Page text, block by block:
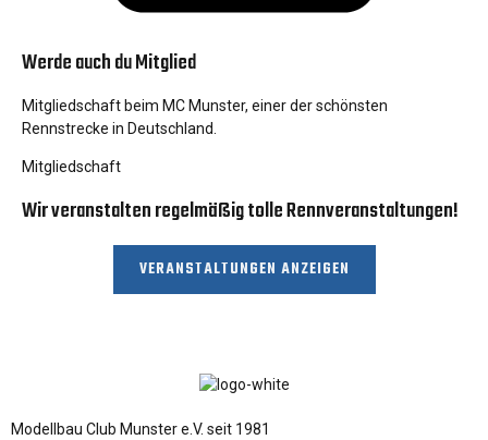
Werde auch du Mitglied
Mitgliedschaft beim MC Munster, einer der schönsten
Rennstrecke in Deutschland.
Mitgliedschaft
Wir veranstalten regelmäßig tolle Rennveranstaltungen!
VERANSTALTUNGEN ANZEIGEN
Modellbau Club Munster e.V. seit 1981